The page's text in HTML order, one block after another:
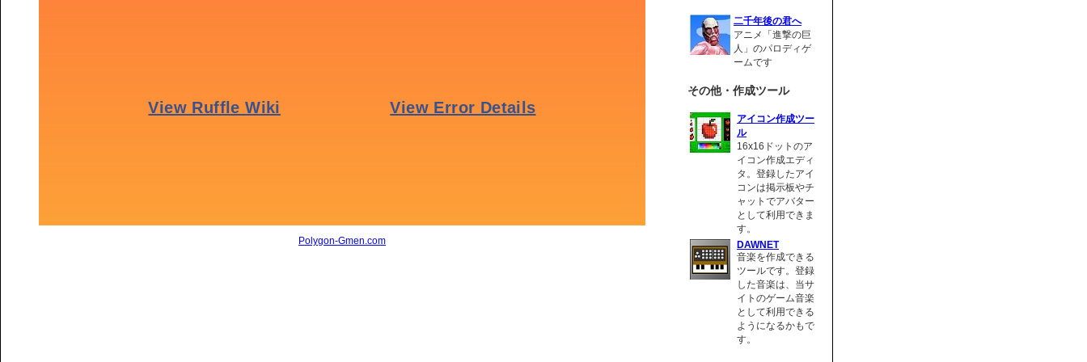
Polygon-Gmen.com
二千年後の君へ
アニメ「進撃の巨
人」のパロディゲ
ームです
その他・作成ツール
アイコン作成ツー
ル
16x16ドットのア
イコン作成エディ
タ。登録したアイ
コンは掲示板やチ
ャットでアバター
として利用できま
す。
DAWNET
音楽を作成できる
ツールです。登録
した音楽は、当サ
イトのゲーム音楽
として利用できる
ようになるかもで
す。